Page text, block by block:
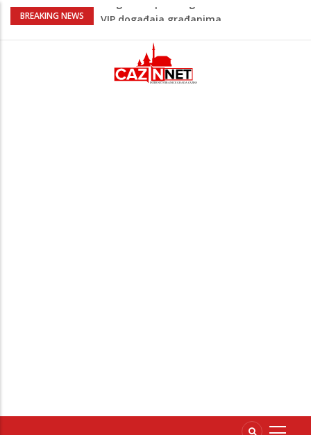
BREAKING NEWS
Sarajevo ipak u Mostaru igra
Premijer lige BiH
Lepa Brena pala na koncertu u Budvi
nakon kultnog zamaha nogom: "Nisi bio